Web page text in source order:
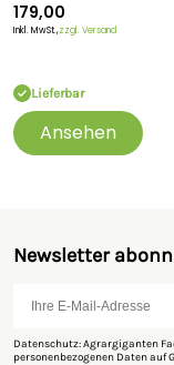
179,00
Inkl. MwSt.,zzgl. Versand
Lieferbar
Ansehen
Newsletter
Datenschutz: Agrargiganten
personenbezogenen Daten auf